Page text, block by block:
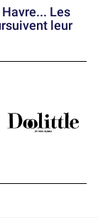
Les
leur